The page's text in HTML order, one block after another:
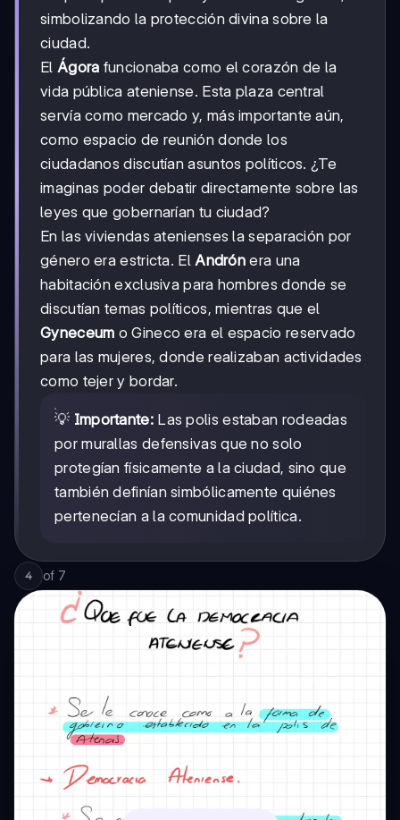
simbolizando la protección divina sobre la
ciudad.
El Ágora funcionaba como el corazón de la
vida pública ateniense. Esta plaza central
servía como mercado y, más importante aún,
como espacio de reunión donde los
ciudadanos discutían asuntos políticos. ¿Te
imaginas poder debatir directamente sobre las
leyes que gobernarían tu ciudad?
En las viviendas atenienses la separación por
género era estricta. ElAndrón era una
habitación exclusiva para hombres donde se
discutían temas políticos, mientras que el
Gyneceum o Gineco era el espacio reservado
para las mujeres, donde realizaban actividades
como tejer y bordar.
💡 Importante:Las polis estaban rodeadas
por murallas defensivas que no solo
protegían físicamente a la ciudad, sino que
también definían simbólicamente quiénes
pertenecían a la comunidad política.
4 of 7